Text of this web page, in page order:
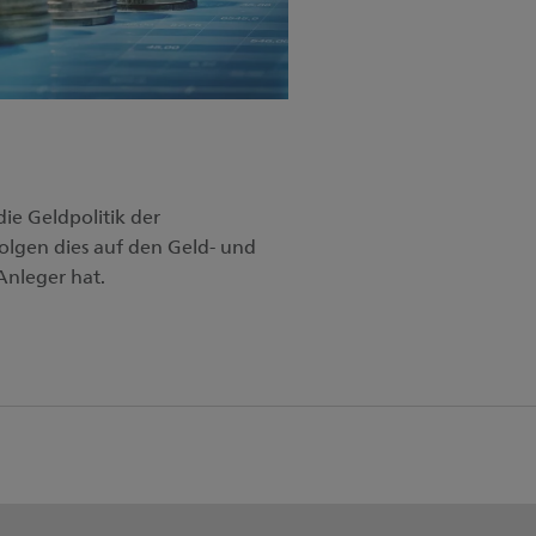
Geldpolitik der
dies auf den Geld- und
hat.